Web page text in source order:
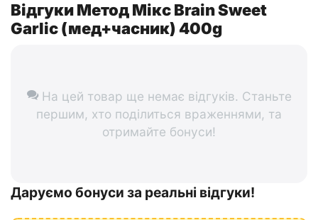
Відгуки Метод Мікс Brain Sweet
Garlic (мед+часник) 400g
На цей товар ще немає відгуків. Станьте
першим, хто поділиться враженнями, та
отримайте бонуси!
Даруємо бонуси за реальні відгуки!